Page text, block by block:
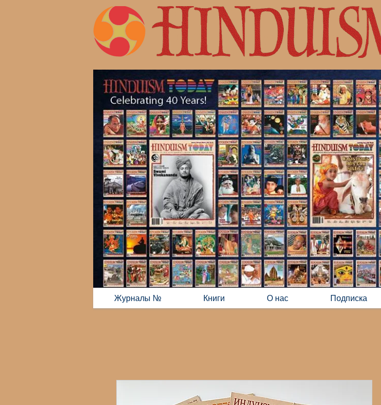
Жизнь с Шивой.
Современная культура индуизма
Журналы № Книги О нас Подписка